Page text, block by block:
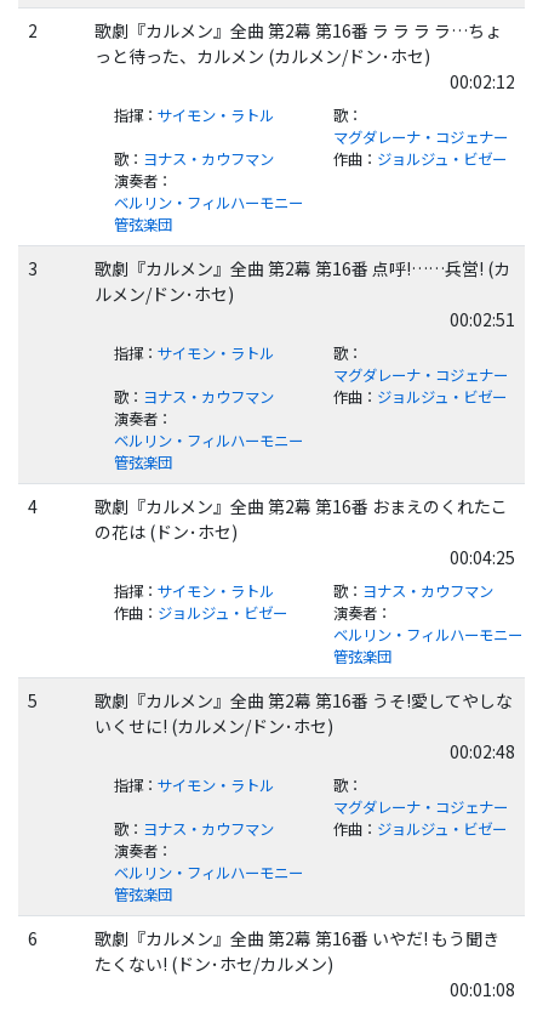
2
歌劇『カルメン』全曲 第2幕 第16番 ラ ラ ラ ラ…ちょ
っと待った、カルメン (カルメン/ドン･ホセ)
00:02:12
指揮： サイモン・ラトル 歌：
マグダレーナ・コジェナー
歌： ヨナス・カウフマン 作曲： ジョルジュ・ビゼー
演奏者：
ベルリン・フィルハーモニー
管弦楽団
3
歌劇『カルメン』全曲 第2幕 第16番 点呼!……兵営! (カ
ルメン/ドン･ホセ)
00:02:51
指揮： サイモン・ラトル 歌：
マグダレーナ・コジェナー
歌： ヨナス・カウフマン 作曲： ジョルジュ・ビゼー
演奏者：
ベルリン・フィルハーモニー
管弦楽団
4
歌劇『カルメン』全曲 第2幕 第16番 おまえのくれたこ
の花は (ドン･ホセ)
00:04:25
指揮： サイモン・ラトル 歌： ヨナス・カウフマン
作曲： ジョルジュ・ビゼー 演奏者：
ベルリン・フィルハーモニー
管弦楽団
5
歌劇『カルメン』全曲 第2幕 第16番 うそ!愛してやしな
いくせに! (カルメン/ドン･ホセ)
00:02:48
指揮： サイモン・ラトル 歌：
マグダレーナ・コジェナー
歌： ヨナス・カウフマン 作曲： ジョルジュ・ビゼー
演奏者：
ベルリン・フィルハーモニー
管弦楽団
6
歌劇『カルメン』全曲 第2幕 第16番 いやだ! もう聞き
たくない! (ドン･ホセ/カルメン)
00:01:08